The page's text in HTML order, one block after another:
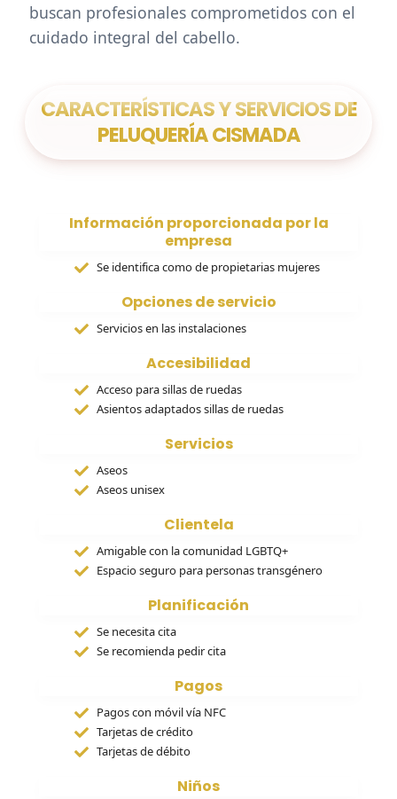
buscan profesionales comprometidos con el
cuidado integral del cabello.
CARACTERÍSTICAS Y SERVICIOS DE
PELUQUERÍA CISMADA
Información proporcionada por la
empresa
Se identifica como de propietarias mujeres
Opciones de servicio
Servicios en las instalaciones
Accesibilidad
Acceso para sillas de ruedas
Asientos adaptados sillas de ruedas
Servicios
Aseos
Aseos unisex
Clientela
Amigable con la comunidad LGBTQ+
Espacio seguro para personas transgénero
Planificación
Se necesita cita
Se recomienda pedir cita
Pagos
Pagos con móvil vía NFC
Tarjetas de crédito
Tarjetas de débito
Niños